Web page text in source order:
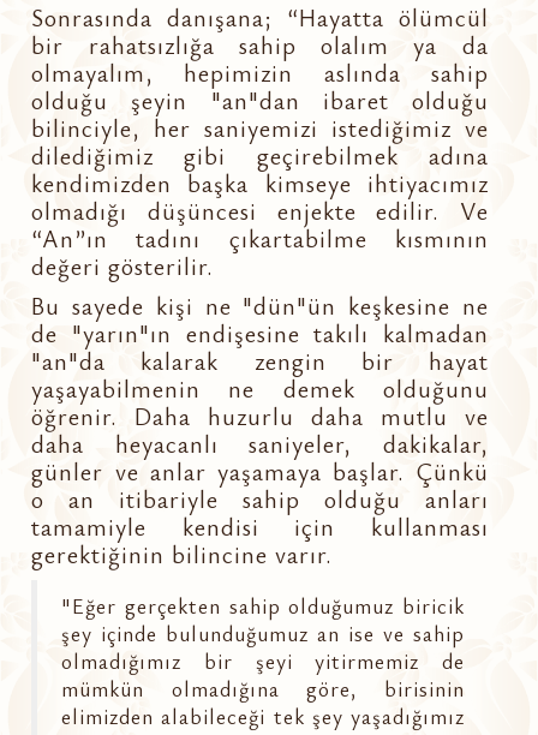
Sonrasında danışana; “Hayatta ölümcül
bir rahatsızlığa sahip olalım ya da
olmayalım, hepimizin aslında sahip
olduğu şeyin "an"dan ibaret olduğu
bilinciyle, her saniyemizi istediğimiz ve
dilediğimiz gibi geçirebilmek adına
kendimizden başka kimseye ihtiyacımız
olmadığı düşüncesi enjekte edilir. Ve
“An”ın tadını çıkartabilme kısmının
değeri gösterilir.
Bu sayede kişi ne "dün"ün keşkesine ne
de "yarın"ın endişesine takılı kalmadan
"an"da kalarak zengin bir hayat
yaşayabilmenin ne demek olduğunu
öğrenir. Daha huzurlu daha mutlu ve
daha heyacanlı saniyeler, dakikalar,
günler ve anlar yaşamaya başlar. Çünkü
o an itibariyle sahip olduğu anları
tamamiyle kendisi için kullanması
gerektiğinin bilincine varır.
"Eğer gerçekten sahip olduğumuz biricik
şey içinde bulunduğumuz an ise ve sahip
olmadığımız bir şeyi yitirmemiz de
mümkün olmadığına göre, birisinin
elimizden alabileceği tek şey yaşadığımız